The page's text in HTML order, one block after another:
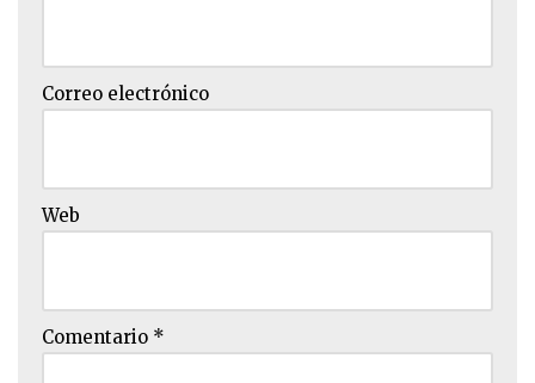
Correo electrónico
Web
Comentario *